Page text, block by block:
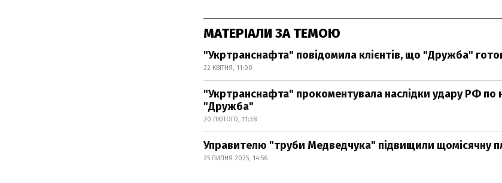
МАТЕРІАЛИ ЗА ТЕМОЮ
"Укртранснафта" повідомила клієнтів, що "Дружба"
22 КВІТНЯ, 11:00
"Укртранснафта" прокоментувала наслідки удару РФ
"Дружба"
20 ЛЮТОГО, 11:38
Управителю "труби Медведчука" підвищили щомісячну
25 ЛИПНЯ 2025, 14:56